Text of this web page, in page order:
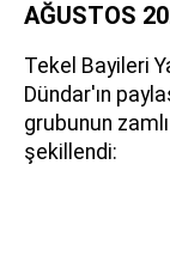
AĞUSTOS
Tekel Bayileri
Dündar'ın
grubunun
şekillendi: